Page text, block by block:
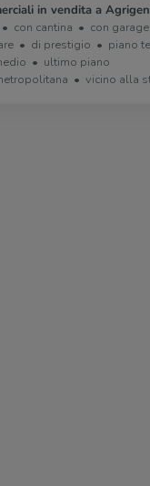
in vendita a
con cantina
con garage
di prestigio
piano
ultimo piano
vicino alla